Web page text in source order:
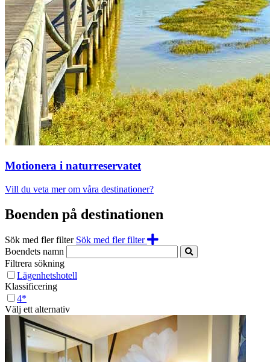
Motionera i naturreservatet
Vill du veta mer om våra destinationer?
Boenden på destinationen
Sök med fler filter Sök med fler filter
Boendets namn
Filtrera sökning
Lägenhetshotell
Klassificering
4*
Välj ett alternativ